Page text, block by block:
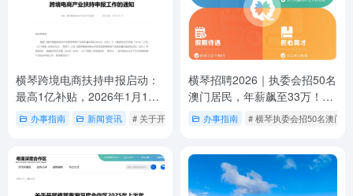
横琴跨境电商扶持申报启动：
最高1亿补贴，2026年1月15
日起开放申请
办事指南 新闻资讯 # 关于开展横琴粤澳深度合作区2025年下半年跨境电商
横琴招聘2026｜执委会招50名
澳门居民，年薪飙至33万！附
报考+选岗避坑攻略
办事指南 # 横琴执委会招50名澳门